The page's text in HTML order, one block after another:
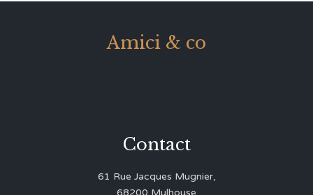
Amici & co
Contact
61 Rue Jacques Mugnier,